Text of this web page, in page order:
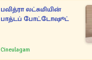
பவித்ரா லட்சுமியின்
பாத்டப் போட்டோஷூட்
Cineulagam